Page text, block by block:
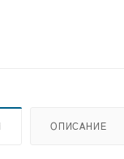
ОПИСАНИЕ